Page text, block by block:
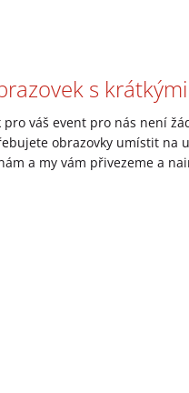
s
pro váš event pro nás není
obrazovky umístit na
a my vám přivezeme a